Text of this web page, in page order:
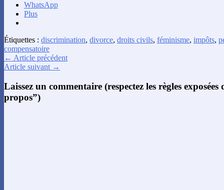
WhatsApp
Plus
Étiquettes : discrimination, divorce, droits civils, féminisme, impôts,
compensatoire
← Article précédent
Article suivant →
Laissez un commentaire (respectez les règles
propos”)